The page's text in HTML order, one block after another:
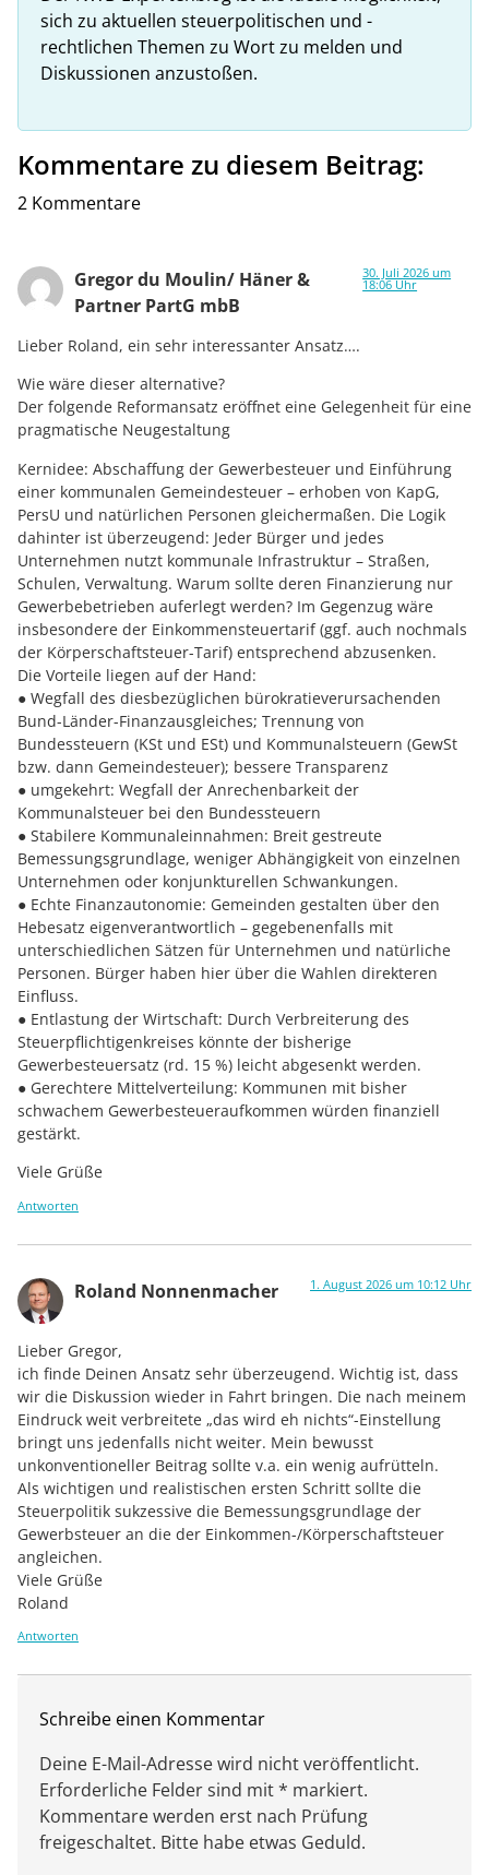
sich zu aktuellen steuerpolitischen und -
rechtlichen Themen zu Wort zu melden und
Diskussionen anzustoßen.
Kommentare zu diesem Beitrag:
2 Kommentare
Gregor du Moulin/ Häner &
Partner PartG mbB
30. Juli 2026 um
18:06 Uhr
Lieber Roland, ein sehr interessanter Ansatz….
Wie wäre dieser alternative?
Der folgende Reformansatz eröffnet eine Gelegenheit für eine
pragmatische Neugestaltung
Kernidee: Abschaffung der Gewerbesteuer und Einführung
einer kommunalen Gemeindesteuer – erhoben von KapG,
PersU und natürlichen Personen gleichermaßen. Die Logik
dahinter ist überzeugend: Jeder Bürger und jedes
Unternehmen nutzt kommunale Infrastruktur – Straßen,
Schulen, Verwaltung. Warum sollte deren Finanzierung nur
Gewerbebetrieben auferlegt werden? Im Gegenzug wäre
insbesondere der Einkommensteuertarif (ggf. auch nochmals
der Körperschaftsteuer-Tarif) entsprechend abzusenken.
Die Vorteile liegen auf der Hand:
● Wegfall des diesbezüglichen bürokratieverursachenden
Bund-Länder-Finanzausgleiches; Trennung von
Bundessteuern (KSt und ESt) und Kommunalsteuern (GewSt
bzw. dann Gemeindesteuer); bessere Transparenz
● umgekehrt: Wegfall der Anrechenbarkeit der
Kommunalsteuer bei den Bundessteuern
● Stabilere Kommunaleinnahmen: Breit gestreute
Bemessungsgrundlage, weniger Abhängigkeit von einzelnen
Unternehmen oder konjunkturellen Schwankungen.
● Echte Finanzautonomie: Gemeinden gestalten über den
Hebesatz eigenverantwortlich – gegebenenfalls mit
unterschiedlichen Sätzen für Unternehmen und natürliche
Personen. Bürger haben hier über die Wahlen direkteren
Einfluss.
● Entlastung der Wirtschaft: Durch Verbreiterung des
Steuerpflichtigenkreises könnte der bisherige
Gewerbesteuersatz (rd. 15 %) leicht abgesenkt werden.
● Gerechtere Mittelverteilung: Kommunen mit bisher
schwachem Gewerbesteueraufkommen würden finanziell
gestärkt.
Viele Grüße
Antworten
Roland Nonnenmacher 1. August 2026 um 10:12 Uhr
Lieber Gregor,
ich finde Deinen Ansatz sehr überzeugend. Wichtig ist, dass
wir die Diskussion wieder in Fahrt bringen. Die nach meinem
Eindruck weit verbreitete „das wird eh nichts“-Einstellung
bringt uns jedenfalls nicht weiter. Mein bewusst
unkonventioneller Beitrag sollte v.a. ein wenig aufrütteln.
Als wichtigen und realistischen ersten Schritt sollte die
Steuerpolitik sukzessive die Bemessungsgrundlage der
Gewerbsteuer an die der Einkommen-/Körperschaftsteuer
angleichen.
Viele Grüße
Roland
Antworten
Schreibe einen Kommentar
Deine E-Mail-Adresse wird nicht veröffentlicht.
Erforderliche Felder sind mit * markiert.
Kommentare werden erst nach Prüfung
freigeschaltet. Bitte habe etwas Geduld.